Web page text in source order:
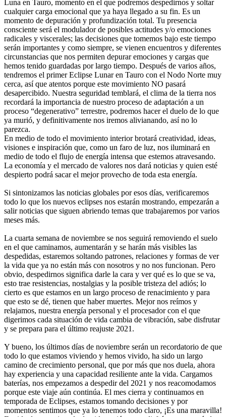
Luna en Tauro, momento en el que podremos despedirnos y soltar
cualquier carga emocional que ya haya llegado a su fin. Es un
momento de depuración y profundización total. Tu presencia
consciente será el modulador de posibles actitudes y/o emociones
radicales y viscerales; las decisiones que tomemos bajo este tiempo
serán importantes y como siempre, se vienen encuentros y diferentes
circunstancias que nos permiten depurar emociones y cargas que
hemos tenido guardadas por largo tiempo. Después de varios años,
tendremos el primer Eclipse Lunar en Tauro con el Nodo Norte muy
cerca, así que atentos porque este movimiento NO pasará
desapercibido. Nuestra seguridad temblará, el clima de la tierra nos
recordará la importancia de nuestro proceso de adaptación a un
proceso “degenerativo” terrestre, podremos hacer el duelo de lo que
ya murió, y definitivamente nos iremos alivianando, así no lo
parezca.
En medio de todo el movimiento interior brotará creatividad, ideas,
visiones e inspiración que, como un faro de luz, nos iluminará en
medio de todo el flujo de energía intensa que estemos atravesando.
La economía y el mercado de valores nos dará noticias y quien esté
despierto podrá sacar el mejor provecho de toda esta energía.
Si sintonizamos las noticias globales por esos días, verificaremos
todo lo que los nuevos eclipses nos estarán mostrando, empezarán a
salir noticias que siguen abriendo temas que trabajaremos por varios
meses más.
La cuarta semana de noviembre se nos seguirá removiendo el suelo
en el que caminamos, aumentarán y se harán más visibles las
despedidas, estaremos soltando patrones, relaciones y formas de ver
la vida que ya no están más con nosotros y no nos funcionan. Pero
obvio, despedirnos significa darle la cara y ver qué es lo que se va,
esto trae resistencias, nostalgias y la posible tristeza del adiós; lo
cierto es que estamos en un largo proceso de renacimiento y para
que esto se dé, tienen que haber muertes. Mejor nos reímos y
relajamos, nuestra energía personal y el procesador con el que
digerimos cada situación de vida cambia de vibración, sabe disfrutar
y se prepara para el último reajuste 2021.
Y bueno, los últimos días de noviembre serán un recordatorio de que
todo lo que estamos viviendo y hemos vivido, ha sido un largo
camino de crecimiento personal, que por más que nos duela, ahora
hay experiencia y una capacidad resiliente ante la vida. Cargamos
baterías, nos empezamos a despedir del 2021 y nos reacomodamos
porque este viaje aún continúa. El mes cierra y continuamos en
temporada de Eclipses, estamos tomando decisiones y por
momentos sentimos que ya lo tenemos todo claro, ¡Es una maravilla!